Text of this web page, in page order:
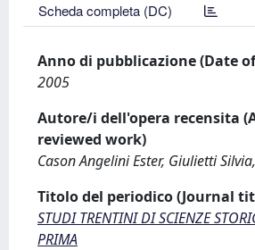
Scheda completa (DC)
Anno di pubblicazione (Date
2005
Autore/i dell'opera recensita
reviewed work)
Cason Angelini Ester, Giulietti
Titolo del periodico (Journal
STUDI TRENTINI DI SCIENZE
PRIMA